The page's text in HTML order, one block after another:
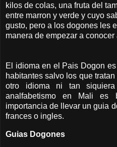
kilos de colas, una fruta del
entre marron y verde y cuyo
gusto, pero a los dogones les
manera de empezar a conocer
El idioma en el Pais Dogon
habitantes salvo los que
otro idioma ni tan
analfabetismo en Mali es
importancia de llevar un guia
frances o ingles.
Guias Dogones